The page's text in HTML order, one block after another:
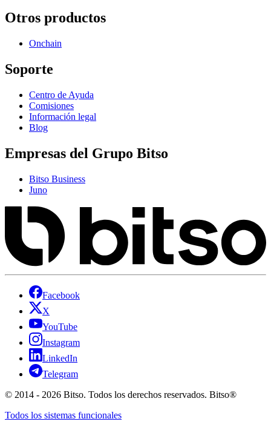
Otros productos
Onchain
Soporte
Centro de Ayuda
Comisiones
Información legal
Blog
Empresas del Grupo Bitso
Bitso Business
Juno
Facebook
X
YouTube
Instagram
LinkedIn
Telegram
© 2014 - 2026 Bitso. Todos los derechos reservados. Bitso®
Todos los sistemas funcionales